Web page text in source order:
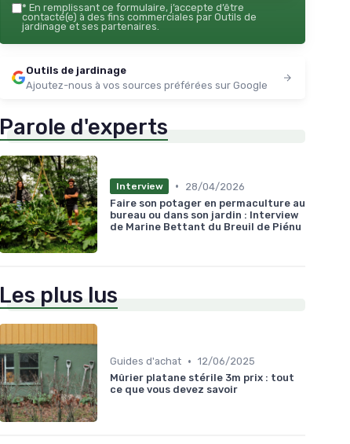
* En remplissant ce formulaire, j’accepte d’être
contacté(e) à des fins commerciales par Outils de
jardinage et ses partenaires.
Outils de jardinage
Ajoutez-nous à vos sources préférées sur Google
Parole d'experts
Interview •
28/04/2026
Faire son potager en permaculture au
bureau ou dans son jardin : Interview
de Marine Bettant du Breuil de Piénu
Les plus lus
Guides d'achat • 12/06/2025
Mûrier platane stérile 3m prix : tout
ce que vous devez savoir